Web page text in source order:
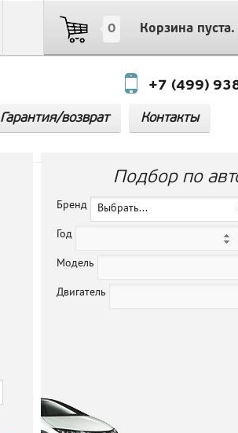
0 Корзина пуста.
+7 (499)
Гарантия/возврат Контакты
Подбор по
Бренд Выбрать...
Год
Модель
Двигатель